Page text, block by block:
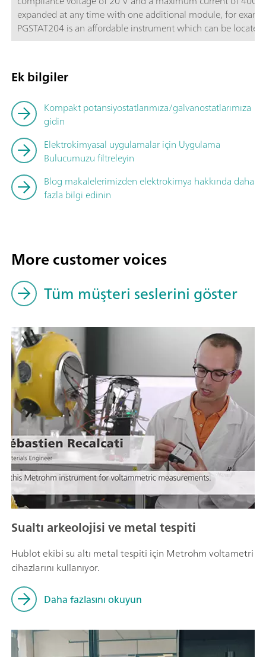
expanded at any time with one additional module, for
PGSTAT204 is an affordable instrument which can be
Autolab accessories and external devices are available. The
Ek bilgiler
Kompakt potansiyostatlarımıza/galvanostatlarımıza
gidin
Elektrokimyasal uygulamalar için Uygulama
Bulucumuzu filtreleyin
Blog makalelerimizden elektrokimya hakkında daha
fazla bilgi edinin
More customer voices
Tüm müşteri seslerini göster
Sualtı arkeolojisi ve metal tespiti
Hublot ekibi su altı metal tespiti için Metrohm voltametri
cihazlarını kullanıyor.
Daha fazlasını okuyun